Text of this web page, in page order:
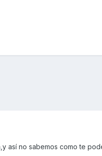
así no sabemos como te